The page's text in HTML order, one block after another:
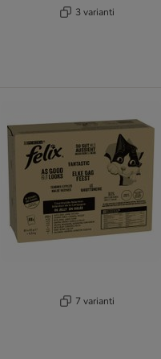
3 varianti
7 varianti